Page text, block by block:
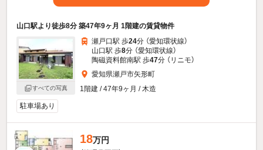
山口駅より徒歩8分 築47年9ヶ月 1階建の賃貸物件
すべての写真
瀬戸口駅 歩24分 （愛知環状線）
山口駅 歩8分 （愛知環状線）
陶磁資料館南駅 歩47分 （リニモ）
愛知県瀬戸市矢形町
1階建 / 47年9ヶ月 / 木造
駐車場あり
18万円